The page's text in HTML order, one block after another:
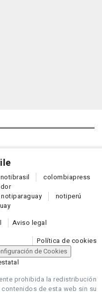
notibrasil colombiapress
notiparaguay notiperú
Aviso legal
Política de cookies
de Cookies
prohibida la redistribución
de esta web sin su